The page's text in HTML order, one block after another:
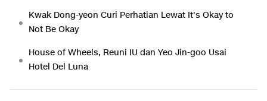
Kwak Dong-yeon Curi Perhatian Lewat It's Okay to
Not Be Okay
House of Wheels, Reuni IU dan Yeo Jin-goo Usai
Hotel Del Luna